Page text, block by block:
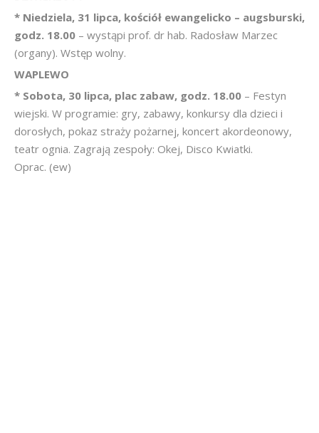
* Niedziela, 31 lipca, kościół ewangelicko – augsburski,
godz. 18.00 – wystąpi prof. dr hab. Radosław Marzec
(organy). Wstęp wolny.
WAPLEWO
* Sobota, 30 lipca, plac zabaw, godz. 18.00 – Festyn
wiejski. W programie: gry, zabawy, konkursy dla dzieci i
dorosłych, pokaz straży pożarnej, koncert akordeonowy,
teatr ognia. Zagrają zespoły: Okej, Disco Kwiatki.
Oprac. (ew)